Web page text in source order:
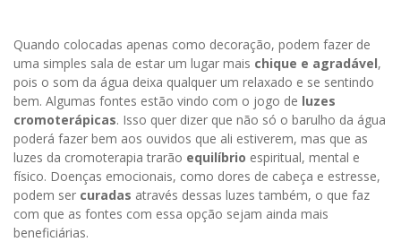
Quando colocadas apenas como decoração, podem fazer de
uma simples sala de estar um lugar mais chique e agradável,
pois o som da água deixa qualquer um relaxado e se sentindo
bem. Algumas fontes estão vindo com o jogo de luzes
cromoterápicas. Isso quer dizer que não só o barulho da água
poderá fazer bem aos ouvidos que ali estiverem, mas que as
luzes da cromoterapia trarão equilíbrio espiritual, mental e
físico. Doenças emocionais, como dores de cabeça e estresse,
podem ser curadas através dessas luzes também, o que faz
com que as fontes com essa opção sejam ainda mais
beneficiárias.